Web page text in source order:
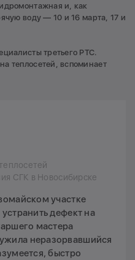
и, как
воду — 10 и 16 марта, 17 и
третьего РТС.
теплосетей, вспоминает
СГК в Новосибирске
участке
дефект на
мастера
неразорвавшийся
быстро